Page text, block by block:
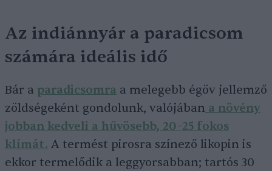
Az indiánnyár a paradicsom
számára ideális idő
Bár a paradicsomra a melegebb égöv jellemző
zöldségeként gondolunk, valójában a növény
jobban kedveli a hűvösebb, 20–25 fokos
klímát. A termést pirosra színező likopin is
ekkor termelődik a leggyorsabban; tartós 30